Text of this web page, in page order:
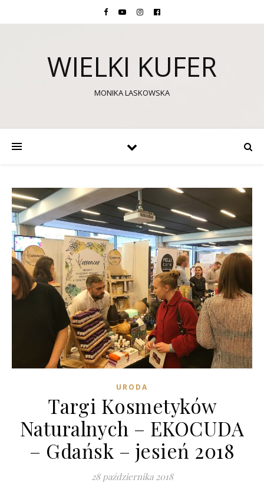
WIELKI KUFER
MONIKA LASKOWSKA
URODA
Targi Kosmetyków
Naturalnych – EKOCUDA
– Gdańsk – jesień 2018
28 października 2018